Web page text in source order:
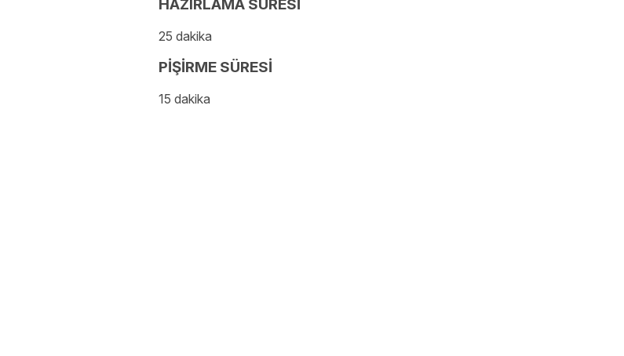
HAZIRLAMA SÜRESİ
25 dakika
PİŞİRME SÜRESİ
15 dakika